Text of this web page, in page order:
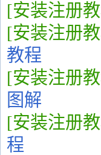
[安装注册
[安装注册
教程
[安装注册
图解
[安装注册
程